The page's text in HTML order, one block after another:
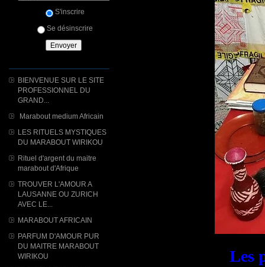
S'inscrire
Se désinscrire
BIENVENUE SUR LE SITE
PROFESSIONNEL DU
GRAND...
Marabout medium Africain
LES RITUELS MYSTIQUES
DU MARABOUT WIRIKOU
Rituel d'argent du maitre
marabout d'Afrique
TROUVER L'AMOUR A
LAUSANNE OU ZURICH
AVEC LE...
MARABOUT AFRICAIN
PARFUM D'AMOUR PUR
DU MAITRE MARABOUT
WIRIKOU
Les